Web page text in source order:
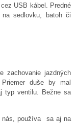
USB kábel. Predné
sedlovku, batoh či
zachovanie jazdných
duše by mal
typ ventilu. Bežne sa
nás, používa sa aj na